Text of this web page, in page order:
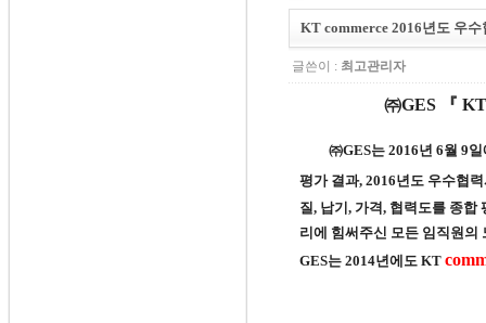
KT commerce 2016년도 우수
글쓴이 : 최고관리자
㈜GES 『
㈜GES는 2016년 6월 9일
평가 결과, 2016년도 우수협
질, 납기 , 가격 , 협력도를 종합
리에 힘써주신 모든 임직원의
GES는 2014년에도 KT